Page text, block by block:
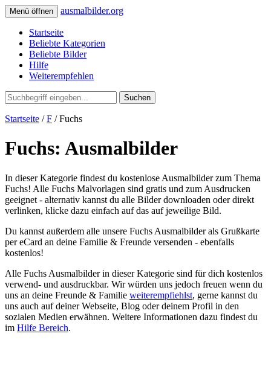
Menü öffnen ausmalbilder.org
Startseite
Beliebte Kategorien
Beliebte Bilder
Hilfe
Weiterempfehlen
Suchen
Startseite /F / Fuchs
Fuchs: Ausmalbilder
In dieser Kategorie findest du kostenlose Ausmalbilder zum Thema
Fuchs! Alle Fuchs Malvorlagen sind gratis und zum Ausdrucken
geeignet - alternativ kannst du alle Bilder downloaden oder direkt
verlinken, klicke dazu einfach auf das auf jeweilige Bild.
Du kannst außerdem alle unsere Fuchs Ausmalbilder als Grußkarte
per eCard an deine Familie & Freunde versenden - ebenfalls
kostenlos!
Alle Fuchs Ausmalbilder in dieser Kategorie sind für dich kostenlos
verwend- und ausdruckbar. Wir würden uns jedoch freuen wenn du
uns an deine Freunde & Familie weiterempfiehlst, gerne kannst du
uns auch auf deiner Webseite, Blog oder deinem Profil in den
sozialen Medien erwähnen. Weitere Informationen dazu findest du
im Hilfe Bereich.